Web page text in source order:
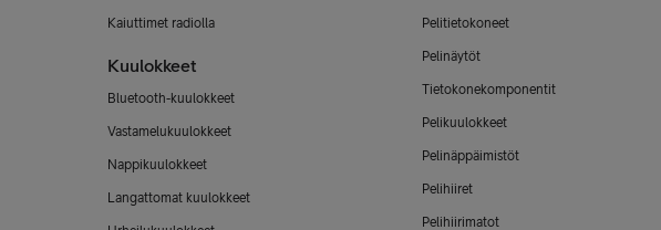
Kaiuttimet radiolla
Kuulokkeet
Bluetooth-kuulokkeet
Vastamelukuulokkeet
Nappikuulokkeet
Langattomat kuulokkeet
Pelitietokoneet
Pelinäytöt
Tietokonekomponentit
Pelikuulokkeet
Pelinäppäimistöt
Pelihiiret
Pelihiirimatot